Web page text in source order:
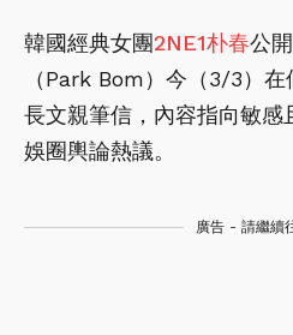
韓國經典女團2NE1朴春公
（Park Bom）今（3/3）
長文親筆信，內容指向敏感
娛圈輿論熱議。
廣告 - 請繼續